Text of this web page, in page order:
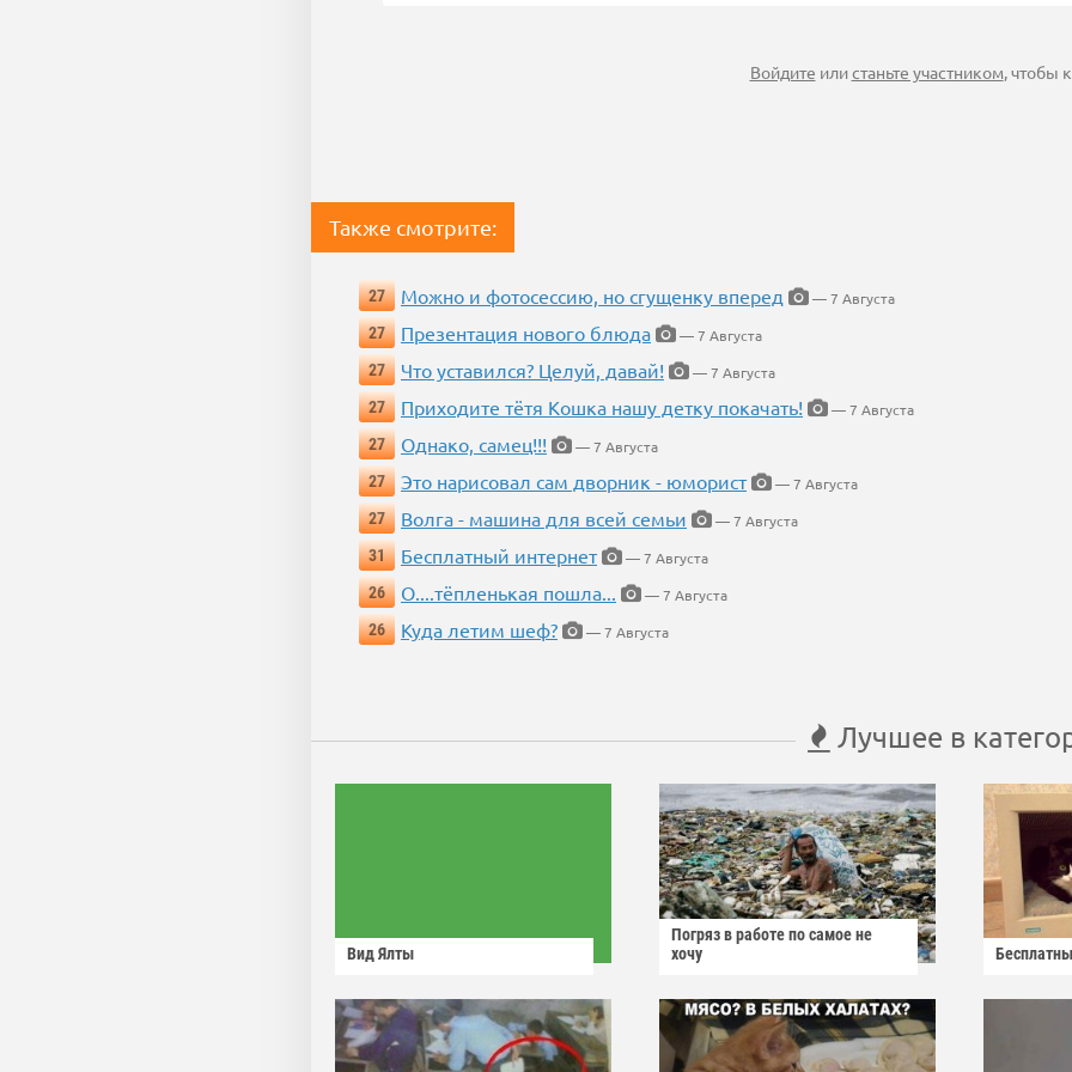
Войдите илистаньте участником, чтобы
Также смотрите:
27 Можно и фотосессию, но сгущенку вперед
— 7 Августа
27
Презентация нового блюда
— 7 Августа
27
Что уставился? Целуй, давай!
— 7 Августа
27
Приходите тётя Кошка нашу детку покачать!
— 7 Августа
27
Однако, самец!!!
— 7 Августа
27
Это нарисовал сам дворник - юморист
— 7 Августа
27
Волга - машина для всей семьи
— 7 Августа
31
Бесплатный интернет
— 7 Августа
26
О....тёпленькая пошла...
— 7 Августа
26
Куда летим шеф? — 7 Августа
Лучшее в
Вид Ялты
Погряз в работе по самое не
хочу